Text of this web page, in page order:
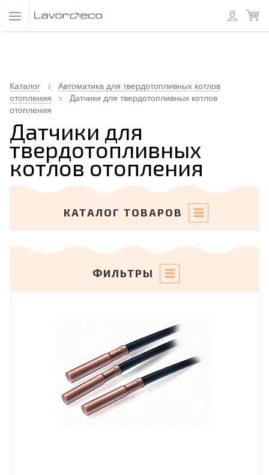
Каталог
Автоматика для твердотопливных котлов
отопления
Датчики для твердотопливных котлов
отопления
Датчики для
твердотопливных
котлов отопления
КАТАЛОГ ТОВАРОВ
ФИЛЬТРЫ